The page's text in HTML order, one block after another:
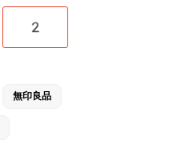
2
無印良品